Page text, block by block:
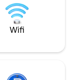
Wifi